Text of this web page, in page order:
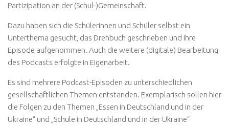
Partizipation an der (Schul-)Gemeinschaft.
Dazu haben sich die Schülerinnen und Schüler selbst ein
Unterthema gesucht, das Drehbuch geschrieben und ihre
Episode aufgenommen. Auch die weitere (digitale) Bearbeitung
des Podcasts erfolgte in Eigenarbeit.
Es sind mehrere Podcast-Episoden zu unterschiedlichen
gesellschaftlichen Themen entstanden. Exemplarisch sollen hier
die Folgen zu den Themen „Essen in Deutschland und in der
Ukraine“ und „Schule in Deutschland und in der Ukraine“